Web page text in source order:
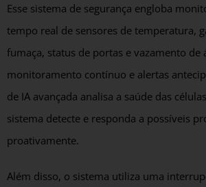
Esse sistema de segurança engloba
tempo real de sensores de temperatura,
fumaça, status de portas e vazamento de
monitoramento contínuo e alertas
de IA avançada analisa a saúde das
sistema detecte e responda a possíveis
proativamente.
Além disso, o sistema utiliza uma